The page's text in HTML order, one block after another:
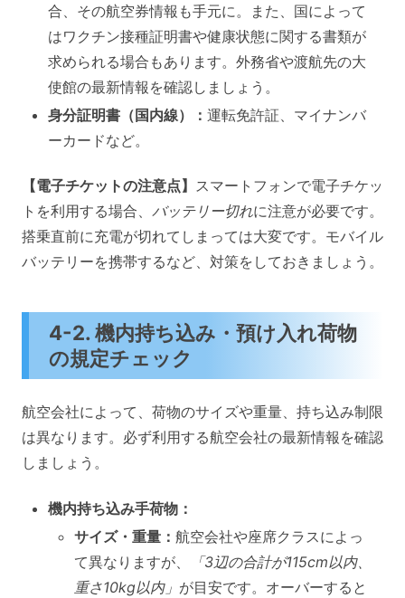
合、その航空券情報も手元に。また、国によって
はワクチン接種証明書や健康状態に関する書類が
求められる場合もあります。外務省や渡航先の大
使館の最新情報を確認しましょう。
身分証明書（国内線）：運転免許証、マイナンバ
ーカードなど。
【電子チケットの注意点】 スマートフォンで電子チケッ
トを利用する場合、 バッテリー切れに注意が必要です。
搭乗直前に充電が切れてしまっては大変です。モバイル
バッテリーを携帯するなど、対策をしておきましょう。
4-2. 機内持ち込み・預け入れ荷物
の規定チェック
航空会社によって、荷物のサイズや重量、持ち込み制限
は異なります。必ず利用する航空会社の最新情報を確認
しましょう。
機内持ち込み手荷物：
サイズ・重量：航空会社や座席クラスによっ
て異なりますが、
「3辺の合計が115cm以内、
重さ10kg以内」 が目安です。オーバーすると